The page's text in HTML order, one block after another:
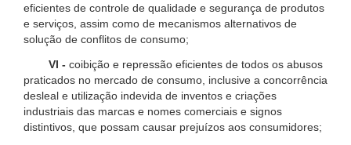
eficientes de controle de qualidade e segurança de produtos
e serviços, assim como de mecanismos alternativos de
solução de conflitos de consumo;
VI - coibição e repressão eficientes de todos os abusos
praticados no mercado de consumo, inclusive a concorrência
desleal e utilização indevida de inventos e criações
industriais das marcas e nomes comerciais e signos
distintivos, que possam causar prejuízos aos consumidores;